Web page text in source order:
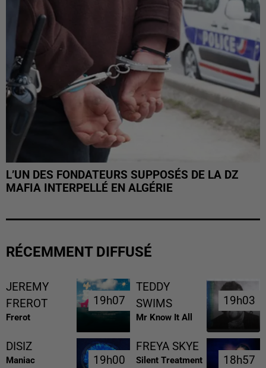
L’UN DES FONDATEURS SUPPOSÉS DE LA DZ
MAFIA INTERPELLÉ EN ALGÉRIE
RÉCEMMENT DIFFUSÉ
JEREMY
FREROT
Frerot
19h07
19h07
TEDDY
SWIMS
Mr Know It All
19h03
19h03
DISIZ
Maniac 19h00
19h00
FREYA SKYE
Silent Treatment 18h57
18h57